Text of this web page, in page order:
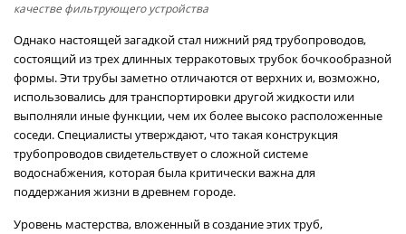
качестве фильтрующего устройства
Однако настоящей загадкой стал нижний ряд трубопроводов,
состоящий из трех длинных терракотовых трубок бочкообразной
формы. Эти трубы заметно отличаются от верхних и, возможно,
использовались для транспортировки другой жидкости или
выполняли иные функции, чем их более высоко расположенные
соседи. Специалисты утверждают, что такая конструкция
трубопроводов свидетельствует о сложной системе
водоснабжения, которая была критически важна для
поддержания жизни в древнем городе.
Уровень мастерства, вложенный в создание этих труб,